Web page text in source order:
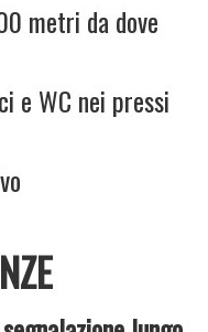
metri da dove
e WC nei pressi